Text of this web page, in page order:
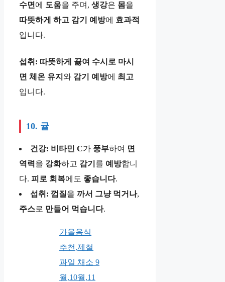
수면 에 도움을 주며, 생강은 몸을
따뜻하게 하고 감기 예방에 효과적
입니다.
섭취: 따뜻하게 끓여 수시로 마시
면 체온 유지 와 감기 예방에 최고
입니다.
10. 귤
건강: 비타민 C가 풍부하여 면
역력 을 강화하고 감기 를 예방합니
다. 피로 회복에도 좋습니다.
섭취: 껍질 을 까서 그냥 먹거나,
주스로 만들어 먹습니다.
가을음식
추천,제철
과일 채소 9
월,10월,11